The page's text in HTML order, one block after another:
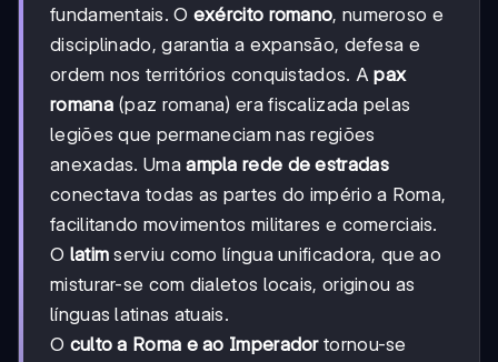
fundamentais. O exército romano, numeroso e
disciplinado, garantia a expansão, defesa e
ordem nos territórios conquistados. Apax
romana(paz romana) era fiscalizada pelas
legiões que permaneciam nas regiões
anexadas. Umaampla rede de estradas
conectava todas as partes do império a Roma,
facilitando movimentos militares e comerciais.
O latim serviu como língua unificadora, que ao
misturar-se com dialetos locais, originou as
línguas latinas atuais.
O culto a Roma e ao Imperadortornou-se